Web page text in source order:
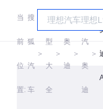
当
前
位
置:
搜
狐
汽
车
＞
车
型
大
全
＞
奥
迪
＞
一
汽
奥
迪
＞